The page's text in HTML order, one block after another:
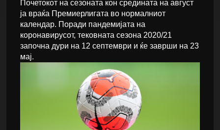
Почетокот на сезоната кон средината на август
ја враќа Премиерлигата во нормалниот
календар. Поради пандемијата на
коронавирусот, тековната сезона 2020/21
започна дури на 12 септември и ќе заврши на 23
мај.